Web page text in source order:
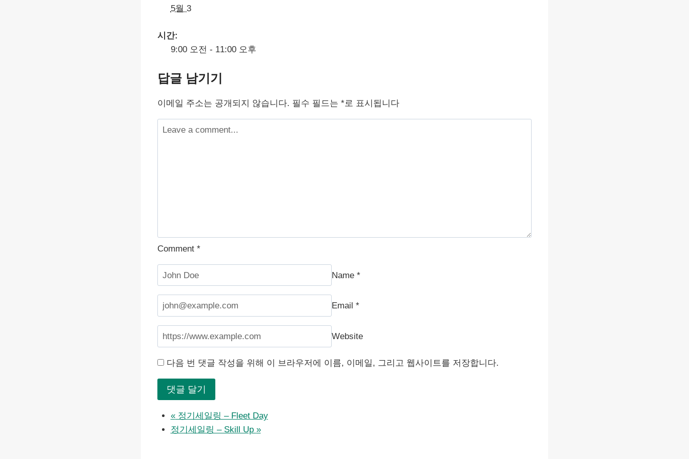
5월 3
시간:
9:00 오전 - 11:00 오후
답글 남기기
이메일 주소는 공개되지 않습니다. 필수 필드는 *로 표시됩니다
Comment *
Name *
Email *
Website
다음 번 댓글 작성을 위해 이 브라우저에 이름, 이메일, 그리고 웹사이트를 저장합니다.
«정기세일링 – Fleet Day
정기세일링 – Skill Up »